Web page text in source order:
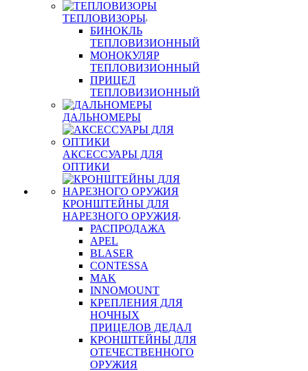
ТЕПЛОВИЗОРЫ
БИНОКЛЬ
ТЕПЛОВИЗИОННЫЙ
МОНОКУЛЯР
ТЕПЛОВИЗИОННЫЙ
ПРИЦЕЛ
ТЕПЛОВИЗИОННЫЙ
ДАЛЬНОМЕРЫ
АКСЕССУАРЫ ДЛЯ
ОПТИКИ
КРОНШТЕЙНЫ ДЛЯ
НАРЕЗНОГО ОРУЖИЯ
РАСПРОДАЖА
APEL
BLASER
CONTESSA
MAK
INNOMOUNT
КРЕПЛЕНИЯ ДЛЯ
НОЧНЫХ
ПРИЦЕЛОВ ДЕДАЛ
КРОНШТЕЙНЫ ДЛЯ
ОТЕЧЕСТВЕННОГО
ОРУЖИЯ